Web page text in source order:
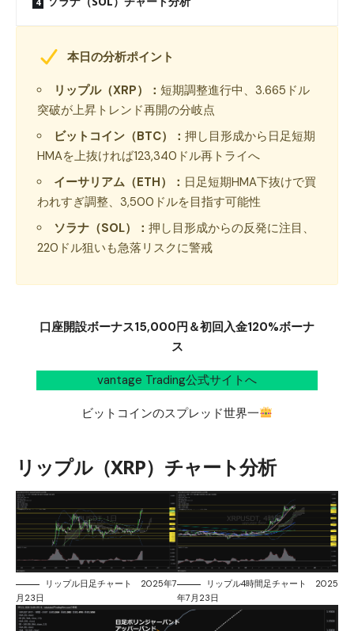
本日の分析ポイント
リップル（XRP）： 短期調整進行中、3.665ドル
突破が上昇トレンド再開の分岐点
ビットコイン（BTC）： 押し目形成から日足短期
HMAを上抜ければ123,340ドル再トライへ
イーサリアム（ETH）： 日足短期HMA下抜けで買
われすぎ調整、3,500ドルを目指す可能性
ソラナ（SOL）： 押し目形成からの反発に注目、
220ドル狙いも急落リスクに警戒
口座開設ボーナス15,000円＆初回入金120%ボーナ
ス
vantage Trading公式サイトへ
ビットコインのスプレッド世界一
リップル（XRP）チャート分析
リップル日足チャート 2025年7
月23日
リップル4時間足チャート 2025
年7月23日